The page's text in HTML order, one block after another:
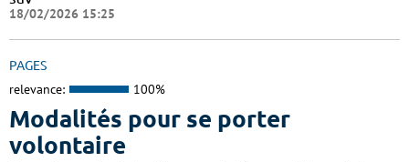
18/02/2026 15:25
PAGES
relevance: 100%
Modalités pour se porter
volontaire